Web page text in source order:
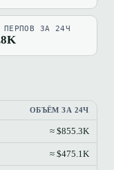
ПЕРПОВ ЗА 24Ч
ОБЪЁМ ЗА 24Ч
≈ $855.3K
≈ $475.1K